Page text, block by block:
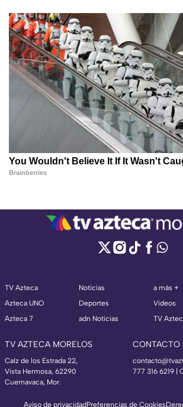
TV Azteca
Azteca UNO
Azteca 7
Noticias
Deportes
adn Noticias
a más +
Videos
TV
TV AZTECA MORELOS
Calz de los Estrada 22,
Vista Hermosa, 62290
Cuernavaca, Mor.
CONTACTO
777 316 6219 |
Aviso de privacidadPreferencias de Cookies